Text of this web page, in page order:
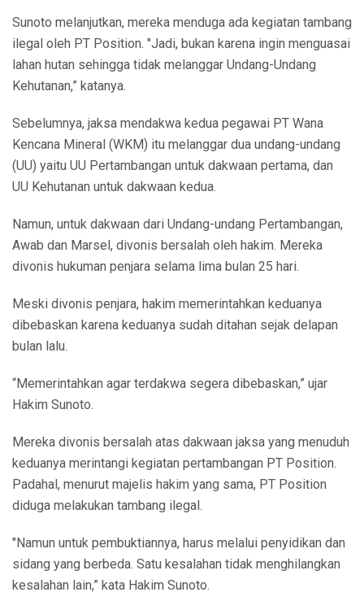
Sunoto melanjutkan, mereka menduga ada kegiatan tambang
ilegal oleh PT Position. "Jadi, bukan karena ingin menguasai
lahan hutan sehingga tidak melanggar Undang-Undang
Kehutanan,” katanya.
Sebelumnya, jaksa mendakwa kedua pegawai PT Wana
Kencana Mineral (WKM) itu melanggar dua undang-undang
(UU) yaitu UU Pertambangan untuk dakwaan pertama, dan
UU Kehutanan untuk dakwaan kedua.
Namun, untuk dakwaan dari Undang-undang Pertambangan,
Awab dan Marsel, divonis bersalah oleh hakim. Mereka
divonis hukuman penjara selama lima bulan 25 hari.
Meski divonis penjara, hakim memerintahkan keduanya
dibebaskan karena keduanya sudah ditahan sejak delapan
bulan lalu.
“Memerintahkan agar terdakwa segera dibebaskan,” ujar
Hakim Sunoto.
Mereka divonis bersalah atas dakwaan jaksa yang menuduh
keduanya merintangi kegiatan pertambangan PT Position.
Padahal, menurut majelis hakim yang sama, PT Position
diduga melakukan tambang ilegal.
"Namun untuk pembuktiannya, harus melalui penyidikan dan
sidang yang berbeda. Satu kesalahan tidak menghilangkan
kesalahan lain,” kata Hakim Sunoto.